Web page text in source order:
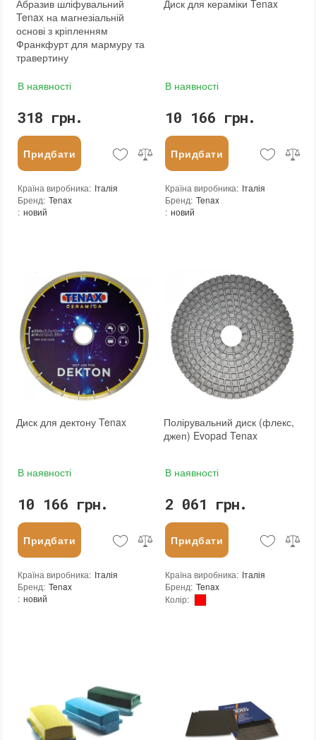
Абразив шліфувальний
Tenax на магнезіальній
основі з кріпленням
Франкфурт для мармуру та
травертину
В наявності
318 грн.
Придбати
Країна виробника: Італія
Бренд: Tenax
: новий
Диск для кераміки Tenax
В наявності
10 166 грн.
Придбати
Країна виробника: Італія
Бренд: Tenax
: новий
Диск для дектону Tenax
В наявності
10 166 грн.
Придбати
Країна виробника: Італія
Бренд: Tenax
: новий
Полірувальний диск (флекс,
джеп) Evopad Tenax
В наявності
2 061 грн.
Придбати
Країна виробника: Італія
Бренд: Tenax
Колір: